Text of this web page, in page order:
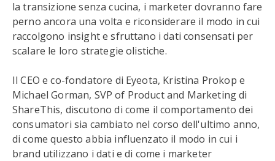
la transizione senza cucina, i marketer dovranno fare
perno ancora una volta e riconsiderare il modo in cui
raccolgono insight e sfruttano i dati consensati per
scalare le loro strategie olistiche.
Il CEO e co-fondatore di Eyeota, Kristina Prokop e
Michael Gorman, SVP of Product and Marketing di
ShareThis, discutono di come il comportamento dei
consumatori sia cambiato nel corso dell'ultimo anno,
di come questo abbia influenzato il modo in cui i
brand utilizzano i dati e di come i marketer